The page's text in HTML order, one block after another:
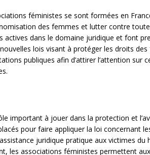
féministes se sont formées en
des femmes et lutter contre
actives dans le domaine juridique et font
lois visant à protéger les droits
publiques afin d’attirer l’attention sur
important à jouer dans la protection et
pour faire appliquer la loi concernant
juridique pratique aux victimes du
les associations féministes permettent